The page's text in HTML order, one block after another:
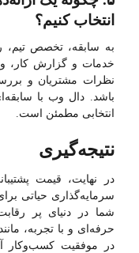
انتخاب کنیم؟
به سابقه، تخصص تیم،
خدمات و گزارش کار، و
نظرات مشتریان و
باشد. دال وب با
انتخابی مطمئن است.
نتیجه‌گیری
در نهایت، قیمت
سرمایه‌گذاری حیاتی
شما در دنیای پر
حرفه‌ای و با تجربه،
در موفقیت کسب‌وکار